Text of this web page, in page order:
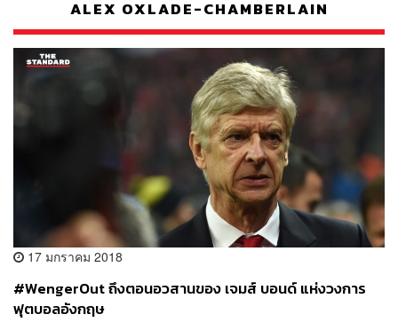
ALEX OXLADE-CHAMBERLAIN
17 มกราคม 2018
#WengerOut ถึงตอนอวสานของ เจมส์ บอนด์ แห่งวงการ
ฟุตบอลอังกฤษ